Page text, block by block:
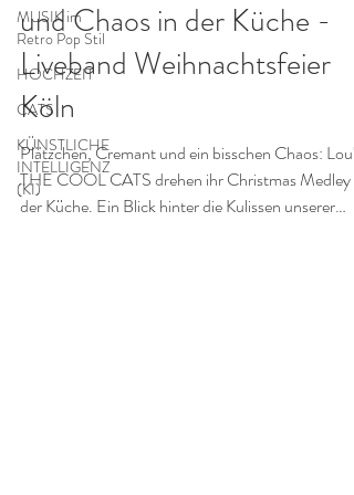
MUSIK im
Retro Pop Stil
HOCHZEIT
CATS
KÜNSTLICHE
INTELLIGENZ
(KI)
und Chaos in der Küche -
Liveband Weihnachtsfeier
Köln
Plätzchen, Cremant und ein bisschen Chaos: Lou's
THE COOL CATS drehen ihr Christmas Medley in
der Küche. Ein Blick hinter die Kulissen unserer